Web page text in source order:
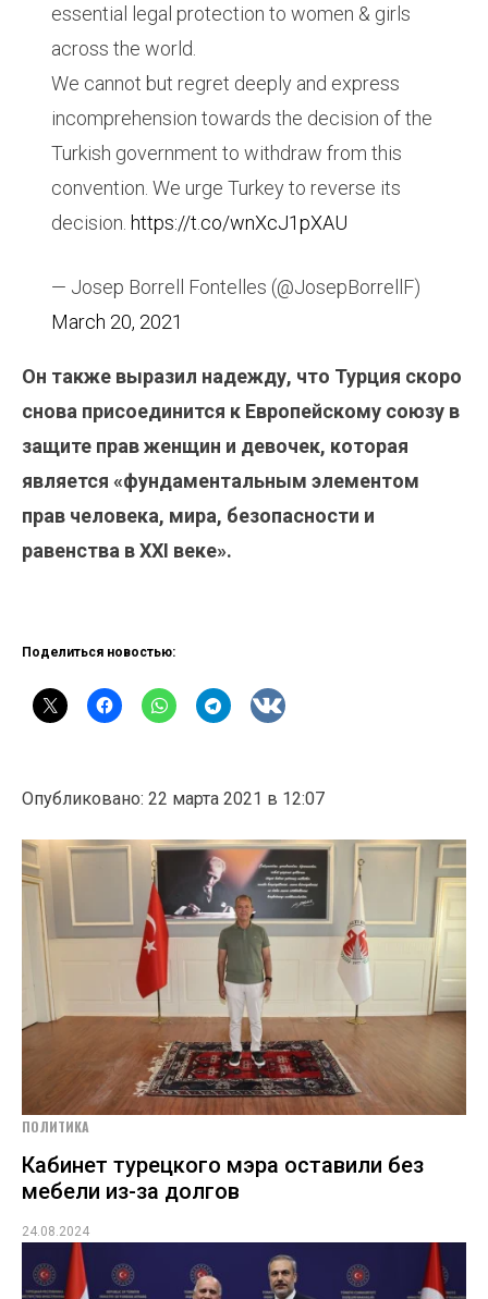
essential legal protection to women & girls
across the world.
We cannot but regret deeply and express
incomprehension towards the decision of the
Turkish government to withdraw from this
convention. We urge Turkey to reverse its
decision. https://t.co/wnXcJ1pXAU
— Josep Borrell Fontelles (@JosepBorrellF)
March 20, 2021
Он также выразил надежду, что Турция скоро
снова присоединится к Европейскому союзу в
защите прав женщин и девочек, которая
является «фундаментальным элементом
прав человека, мира, безопасности и
равенства в XXI веке».
Поделиться новостью:
Опубликовано: 22 марта 2021 в 12:07
ПОЛИТИКА
Кабинет турецкого мэра оставили без
мебели из-за долгов
24.08.2024